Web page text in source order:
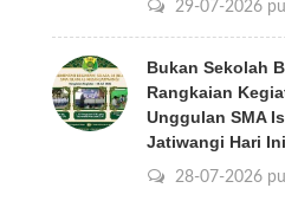
29-07-2026
Bukan Sekolah
Rangkaian
Unggulan SMA
Jatiwangi Hari
28-07-2026